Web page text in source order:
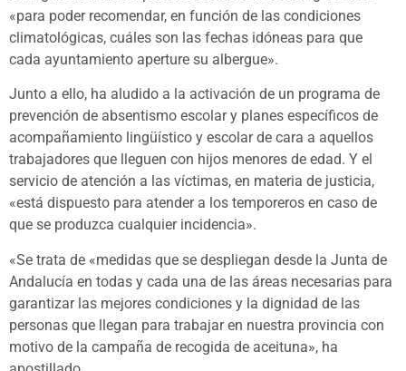
«para poder recomendar, en función de las condiciones
climatológicas, cuáles son las fechas idóneas para que
cada ayuntamiento aperture su albergue».
Junto a ello, ha aludido a la activación de un programa de
prevención de absentismo escolar y planes específicos de
acompañamiento lingüístico y escolar de cara a aquellos
trabajadores que lleguen con hijos menores de edad. Y el
servicio de atención a las víctimas, en materia de justicia,
«está dispuesto para atender a los temporeros en caso de
que se produzca cualquier incidencia».
«Se trata de «medidas que se despliegan desde la Junta de
Andalucía en todas y cada una de las áreas necesarias para
garantizar las mejores condiciones y la dignidad de las
personas que llegan para trabajar en nuestra provincia con
motivo de la campaña de recogida de aceituna», ha